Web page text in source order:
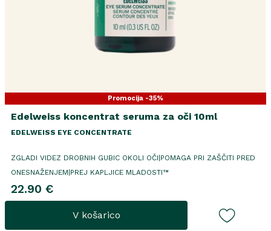
Promocija -35%
Edelweiss koncentrat seruma za oči 10ml
EDELWEISS EYE CONCENTRATE
ZGLADI VIDEZ DROBNIH GUBIC OKOLI OČI|POMAGA PRI ZAŠČITI PRED
ONESNAŽENJEM|PREJ KAPLJICE MLADOSTI™
22.90 €
V košarico